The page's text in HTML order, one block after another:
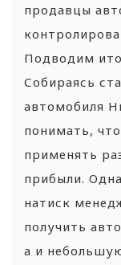
продавцы
Подводим
Собираясь
автомобиля
понимать,
применять
прибыли.
натиск
получить
а и